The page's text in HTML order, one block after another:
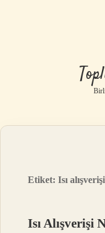
Etiket:Isı
Isı Alışverişi